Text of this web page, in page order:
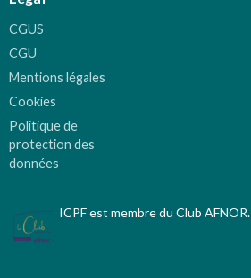
CGUS
CGU
Mentions légales
Cookies
Politique de
protection des
données
ICPF est membre du Club AFNOR.